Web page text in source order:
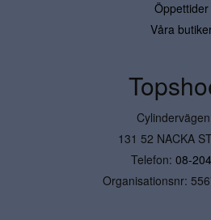
Öppettider
Våra
131 52 NACKA
Telefon: 08-
Organisationsnr: